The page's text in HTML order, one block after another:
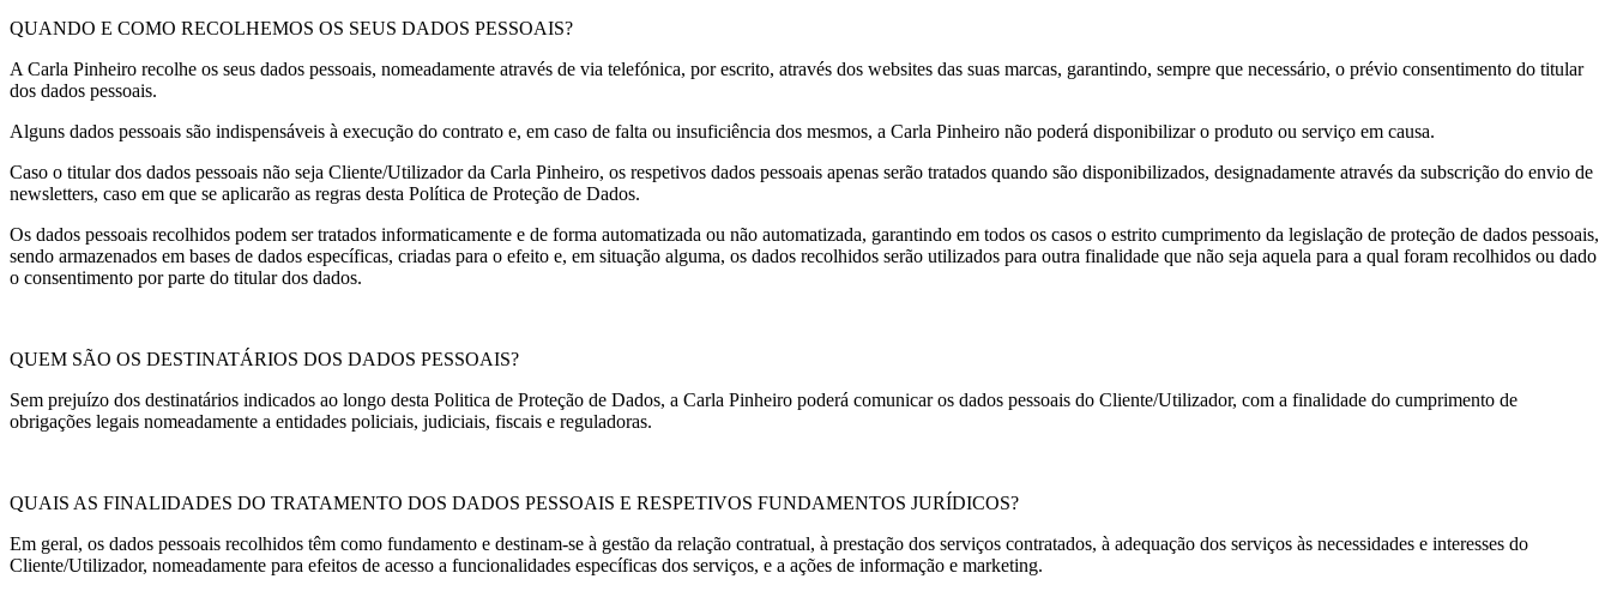
QUANDO E COMO RECOLHEMOS OS SEUS DADOS PESSOAIS?
A Carla Pinheiro recolhe os seus dados pessoais, nomeadamente através de via telefónica, por escrito, através dos websites das suas marcas, garantindo, sempre que necessário, o prévio consentimento do titular
dos dados pessoais.
Alguns dados pessoais são indispensáveis à execução do contrato e, em caso de falta ou insuficiência dos mesmos, a Carla Pinheiro não poderá disponibilizar o produto ou serviço em causa.
Caso o titular dos dados pessoais não seja Cliente/Utilizador da Carla Pinheiro, os respetivos dados pessoais apenas serão tratados quando são disponibilizados, designadamente através da subscrição do envio de
newsletters, caso em que se aplicarão as regras desta Política de Proteção de Dados.
Os dados pessoais recolhidos podem ser tratados informaticamente e de forma automatizada ou não automatizada, garantindo em todos os casos o estrito cumprimento da legislação de proteção de dados pessoais,
sendo armazenados em bases de dados específicas, criadas para o efeito e, em situação alguma, os dados recolhidos serão utilizados para outra finalidade que não seja aquela para a qual foram recolhidos ou dado
o consentimento por parte do titular dos dados.
QUEM SÃO OS DESTINATÁRIOS DOS DADOS PESSOAIS?
Sem prejuízo dos destinatários indicados ao longo desta Politica de Proteção de Dados, a Carla Pinheiro poderá comunicar os dados pessoais do Cliente/Utilizador, com a finalidade do cumprimento de
obrigações legais nomeadamente a entidades policiais, judiciais, fiscais e reguladoras.
QUAIS AS FINALIDADES DO TRATAMENTO DOS DADOS PESSOAIS E RESPETIVOS FUNDAMENTOS JURÍDICOS?
Em geral, os dados pessoais recolhidos têm como fundamento e destinam-se à gestão da relação contratual, à prestação dos serviços contratados, à adequação dos serviços às necessidades e interesses do
Cliente/Utilizador, nomeadamente para efeitos de acesso a funcionalidades específicas dos serviços, e a ações de informação e marketing.